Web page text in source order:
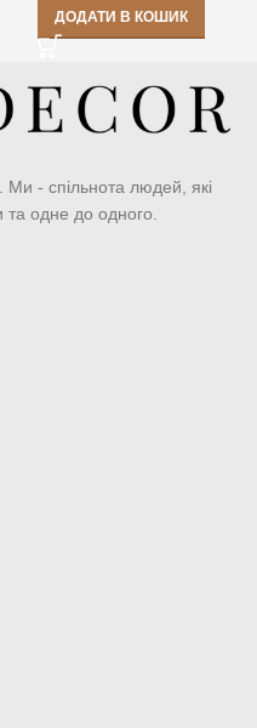
ДОДАТИ В КОШИК
- спільнота людей, які
одне до одного.